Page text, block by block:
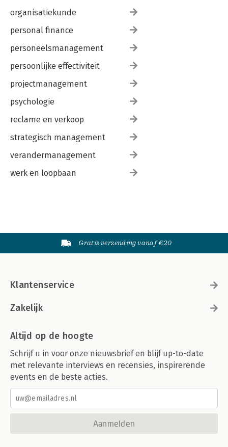
organisatiekunde
personal finance
personeelsmanagement
persoonlijke effectiviteit
projectmanagement
psychologie
reclame en verkoop
strategisch management
verandermanagement
werk en loopbaan
Gratis verzending vanaf €20
Klantenservice
Zakelijk
Altijd op de hoogte
Schrijf u in voor onze nieuwsbrief en blijf up-to-date
met relevante interviews en recensies, inspirerende
events en de beste acties.
Aanmelden